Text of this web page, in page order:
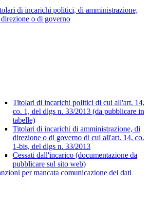
di incarichi politici, di amministrazione,
o di governo
Titolari di incarichi politici di cui all'art. 14,
co. 1, del dlgs n. 33/2013 (da pubblicare in
tabelle)
Titolari di incarichi di amministrazione, di
direzione o di governo di cui all'art. 14, co.
1-bis, del dlgs n. 33/2013
Cessati dall'incarico (documentazione da
pubblicare sul sito web)
per mancata comunicazione dei dati